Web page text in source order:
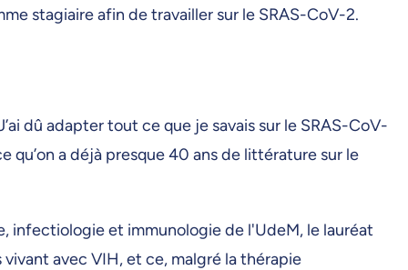
stagiaire afin de travailler sur le SRAS-CoV-2.
dû adapter tout ce que je savais sur le SRAS-CoV-
qu’on a déjà presque 40 ans de littérature sur le
infectiologie et immunologie de l'UdeM, le lauréat
avec VIH, et ce, malgré la thérapie